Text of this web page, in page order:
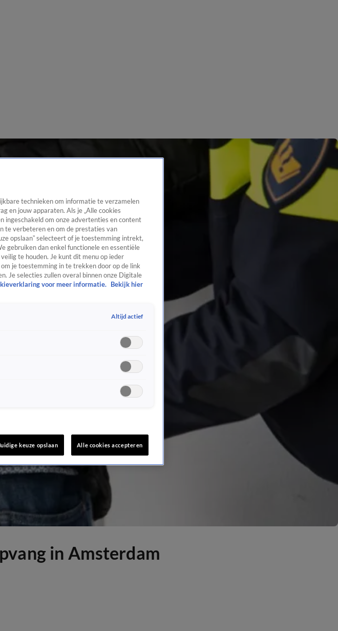
in Amsterdam
technieken om informatie te verzamelen
en jouw apparaten. Als je „Alle cookies
ingeschakeld om onze advertenties en content
te verbeteren en om de prestaties van
opslaan” selecteert of je toestemming intrekt,
gebruiken dan enkel functionele en essentiële
te houden. Je kunt dit menu op ieder
je toestemming in te trekken door op de link
Je selecties zullen overal binnen onze Digitale
voor meer informatie.
Bekijk hier
Altijd actief
keuze opslaan Alle cookies accepteren